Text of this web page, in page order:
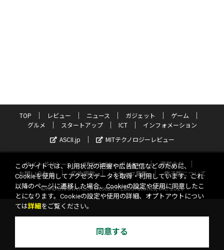
TOP レビュー ニュース ガジェット
ゲーム
グルメ
スタートアップ ICT
インフォメーション
ASCII.jp
MITテクノロジーレビュー
サイトポリシー プライバシーポリシー
運営会社
お問い合わせ
広告掲載 スタッフ募集
電子版について
©KADOKAWA ASCII Research Laboratories, Inc. 2026
このサイトでは、利用状況の把握や広告配信などのために、
Cookieを使用してアクセスデータを取得・利用しています。これ
以降のページに遷移した場合、Cookieの設定や使用に同意したこ
とになります。Cookieの設定や使用の詳細、オプトアウトについ
ては詳細 をご覧ください。
同意する